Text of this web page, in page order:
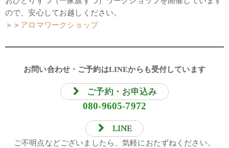
ので、安心してお越しください。
＞＞ アロマワークショップ
お問い合わせ・ご予約はLINEからも受付しています
ご予約・お申込み
080-9605-7972
LINE
ご不明点などございましたら、気軽におたずねください。